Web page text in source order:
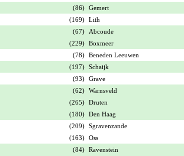
(86) Gemert
(169) Lith
(67) Abcoude
(229) Boxmeer
(78) Beneden Leeuwen
(197) Schaijk
(93) Grave
(62) Warnsveld
(265) Druten
(180) Den Haag
(209) Sgravenzande
(163) Oss
(84) Ravenstein